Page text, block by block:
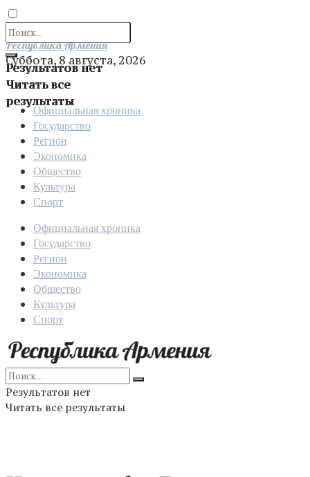
Результатов нет
Читать все
результаты
Отправить
Республика Армения
Суббота, 8 августа, 2026
Официальная хроника
Государство
Регион
Экономика
Общество
Культура
Спорт
Официальная хроника
Государство
Регион
Экономика
Общество
Культура
Спорт
Результатов нет
Читать все результаты